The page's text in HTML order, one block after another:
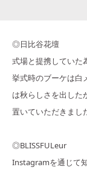
◎日比谷花壇
式場と提携していた
挙式時のブーケは白
は秋らしさを出した
置いていただきまし
◎BLISSFULeur
Instagramを通じて